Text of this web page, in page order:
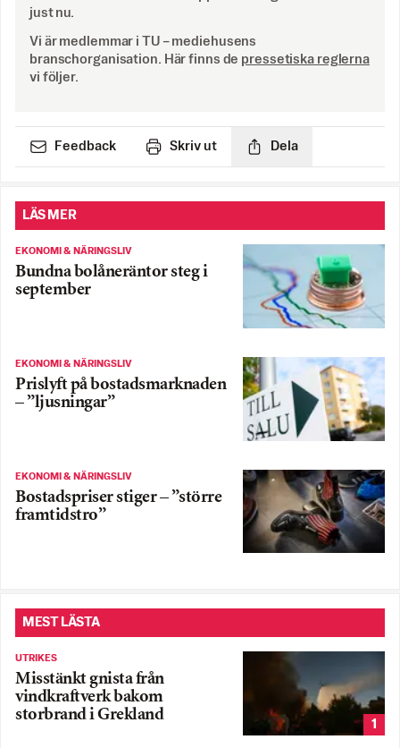
just nu.
Vi är medlemmar i TU – mediehusens
branschorganisation. Här finns de pressetiska reglerna
vi följer.
Feedback Skriv ut Dela
LÄS MER
EKONOMI & NÄRINGSLIV
Bundna bolåneräntor steg i
september
EKONOMI & NÄRINGSLIV
Prislyft på bostadsmarknaden
– ”ljusningar”
EKONOMI & NÄRINGSLIV
Bostadspriser stiger – ”större
framtidstro”
MEST LÄSTA
UTRIKES
Misstänkt gnista från
vindkraftverk bakom
storbrand i Grekland
1